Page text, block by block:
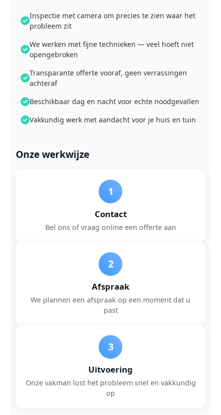
Inspectie met camera om precies te zien waar het
probleem zit
We werken met fijne technieken — veel hoeft niet
opengebroken
Transparante offerte vooraf, geen verrassingen
achteraf
Beschikbaar dag en nacht voor echte noodgevallen
Vakkundig werk met aandacht voor je huis en tuin
Onze werkwijze
1
Contact
Bel ons of vraag online een offerte aan
2
Afspraak
We plannen een afspraak op een moment dat u
past
3
Uitvoering
Onze vakman lost het probleem snel en vakkundig
op